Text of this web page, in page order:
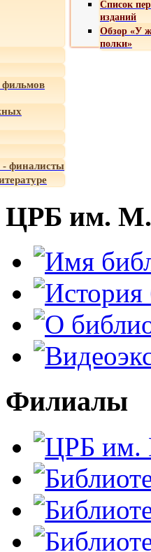
Список
изданий
Обзор «У
полки»
- финалисты
ЦРБ им. М.
Филиалы